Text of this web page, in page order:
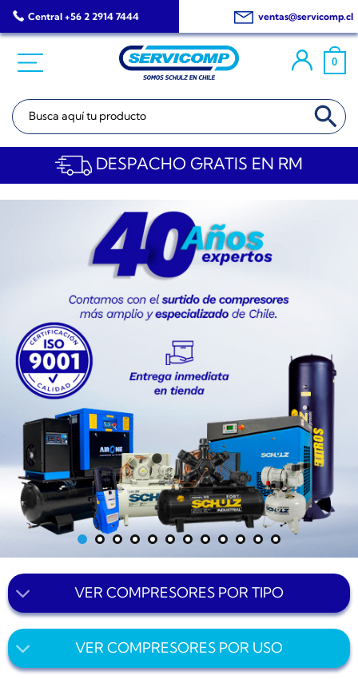
Saltar
al
Central +56 2 2914 7444 ventas@servicomp.cl
0
Buscar: BOTÓN DE
DESPACHO GRATIS EN RM
VER COMPRESORES POR TIPO
VER COMPRESORES POR USO